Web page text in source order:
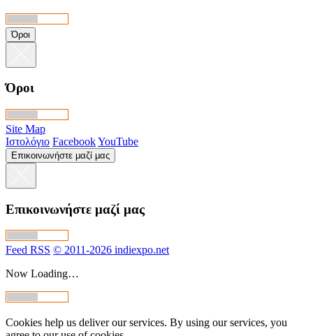
Όροι
Όροι
Site Map
Ιστολόγιο FacebookYouTube
Επικοινωνήστε μαζί μας
Επικοινωνήστε μαζί μας
Feed RSS © 2011-2026 indiexpo.net
Now Loading…
Cookies help us deliver our services. By using our services, you